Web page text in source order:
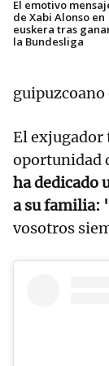
El emotivo
de Xabi Alonso en
euskera tras
la Bundesliga
El
oportunidad
ha dedicado
a su familia:
vosotros